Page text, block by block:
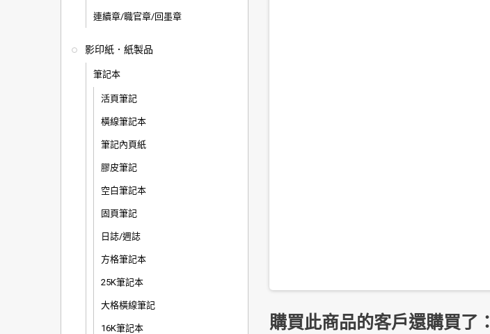
連續章/職官章/回墨章
影印紙．紙製品
筆記本
活頁筆記
橫線筆記本
筆記內頁紙
膠皮筆記
空白筆記本
固頁筆記
日誌/週誌
方格筆記本
25K筆記本
大格橫線筆記
16K筆記本 購買此商品的客戶還購買了：